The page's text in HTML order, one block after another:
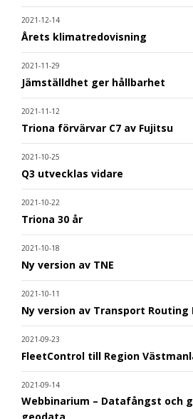
2021-12-14
Årets klimatredovisning
2021-11-29
Jämställdhet ger hållbarhet
2021-11-12
Triona förvärvar C7 av Fujitsu
2021-10-25
Q3 utvecklas vidare
2021-10-22
Triona 30 år
2021-10-18
Ny version av TNE
2021-10-11
Ny version av Transport Routing
2021-09-23
FleetControl till Region
2021-09-14
Webbinarium – Datafångst och